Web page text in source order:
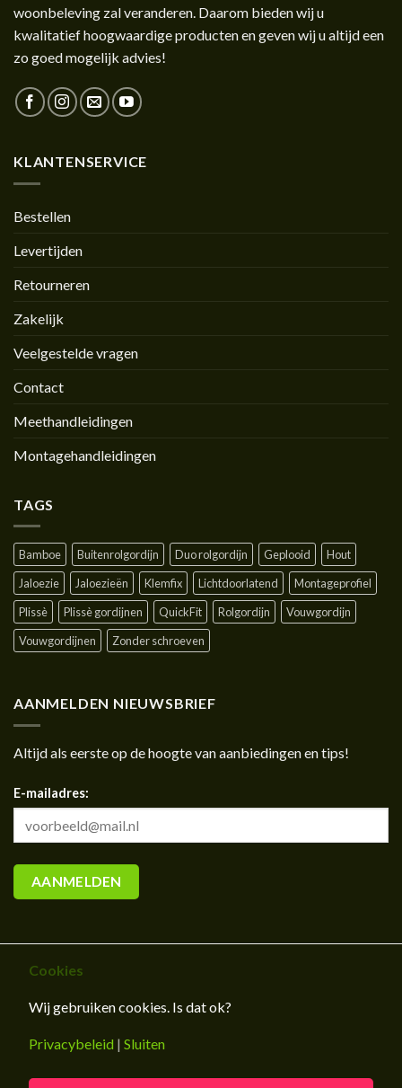
woonbeleving zal veranderen. Daarom bieden wij u
kwalitatief hoogwaardige producten en geven wij u altijd een
zo goed mogelijk advies!
KLANTENSERVICE
Bestellen
Levertijden
Retourneren
Zakelijk
Veelgestelde vragen
Contact
Meethandleidingen
Montagehandleidingen
TAGS
Bamboe Buitenrolgordijn Duo rolgordijn Geplooid
Hout
Jaloezie
Jaloezieën Klemfix Lichtdoorlatend
Montageprofiel
Plissè
Plissè gordijnen QuickFit Rolgordijn
Vouwgordijn
Vouwgordijnen
Zonder schroeven
AANMELDEN NIEUWSBRIEF
Altijd als eerste op de hoogte van aanbiedingen en tips!
E-mailadres:
CONTACT OVER ONS BLOG
KLEURSTALEN AANVRAGEN
Copyright Raamdecoland 2026 © |
Cookies|Algemene voorwaarden
Cookies
Wij gebruiken cookies. Is dat ok?
Privacybeleid | Sluiten